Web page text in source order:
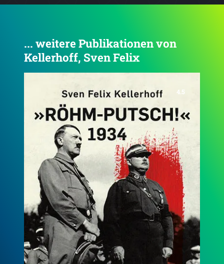
... weitere Publikationen von
Kellerhoff, Sven Felix
4.5